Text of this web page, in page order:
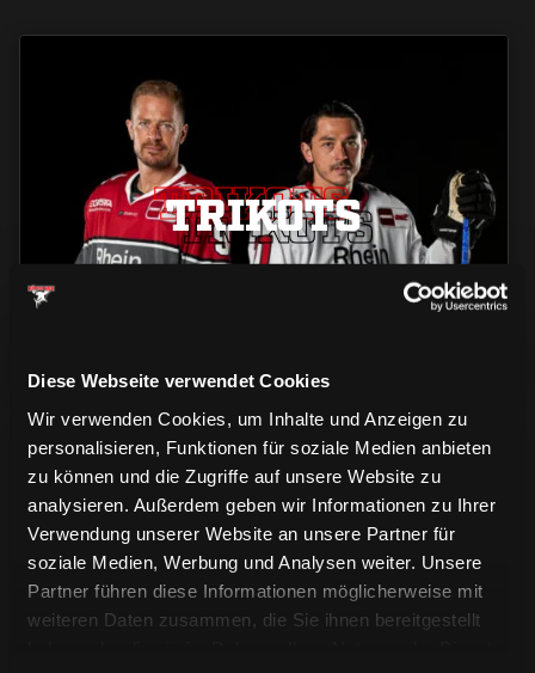
Diese Webseite verwendet Cookies
Wir verwenden Cookies, um Inhalte und Anzeigen zu
personalisieren, Funktionen für soziale Medien anbieten
zu können und die Zugriffe auf unsere Website zu
analysieren. Außerdem geben wir Informationen zu Ihrer
Verwendung unserer Website an unsere Partner für
soziale Medien, Werbung und Analysen weiter. Unsere
Partner führen diese Informationen möglicherweise mit
weiteren Daten zusammen, die Sie ihnen bereitgestellt
TRIKOTS
TRIKOTS
TRIKOTS
CAPS & CO
CAPS & CO
CAPS & CO